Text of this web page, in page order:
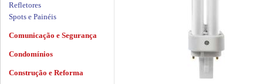
Refletores
Spots e Painéis
Comunicação e Segurança
Condomínios
Construção e Reforma